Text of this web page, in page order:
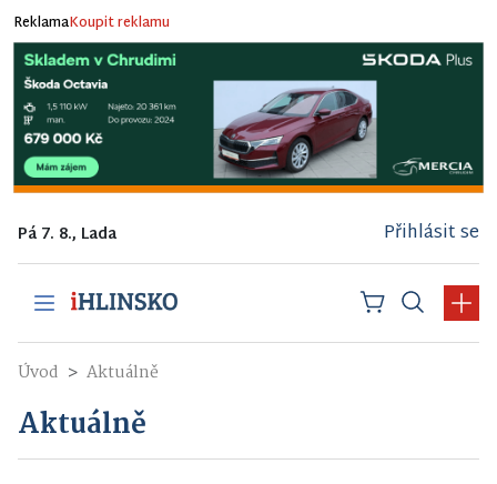
ReklamaKoupit reklamu
Pá 7. 8., Lada Přihlásit se
Úvod Aktuálně
Aktuálně